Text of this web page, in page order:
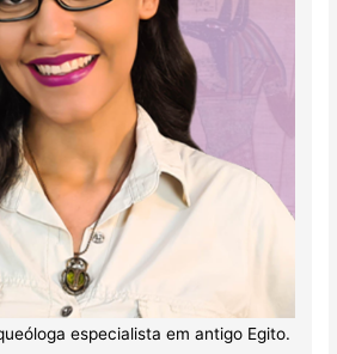
especialista em antigo Egito.